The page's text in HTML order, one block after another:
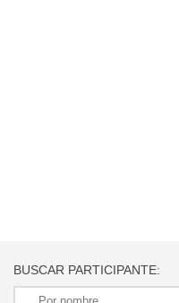
BUSCAR PARTICIPANTE: